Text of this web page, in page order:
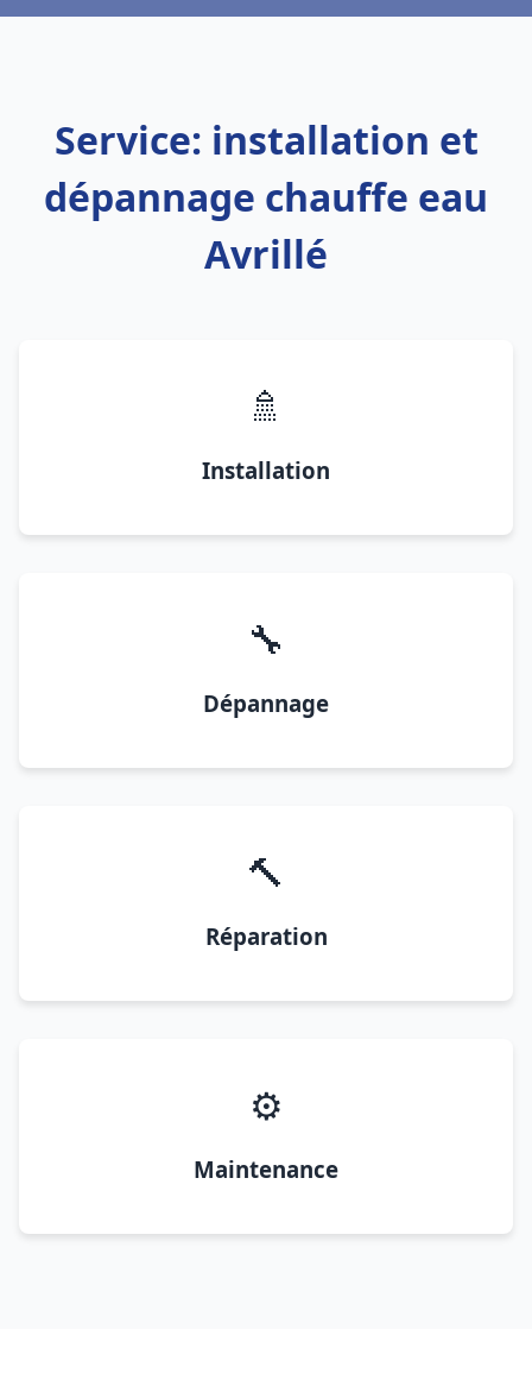
Service: installation et
dépannage chauffe eau
Avrillé
🚿
Installation
🔧
Dépannage
🔨
Réparation
⚙️
Maintenance